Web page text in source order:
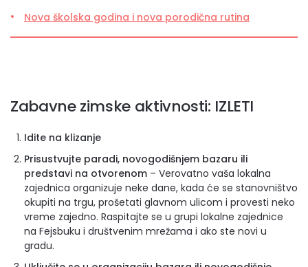
Nova školska godina i nova porodična rutina
Zabavne zimske aktivnosti: IZLETI
Idite na klizanje
Prisustvujte paradi, novogodišnjem bazaru ili
predstavi na otvorenom – Verovatno vaša lokalna
zajednica organizuje neke dane, kada će se stanovništvo
okupiti na trgu, prošetati glavnom ulicom i provesti neko
vreme zajedno. Raspitajte se u grupi lokalne zajednice
na Fejsbuku i društvenim mrežama i ako ste novi u
gradu.